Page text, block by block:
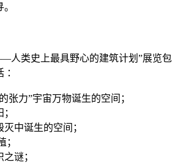
类史上最具野心的建筑计划”展览包
：
力”宇宙万物诞生的空间；
中诞生的空间；
；
谜；